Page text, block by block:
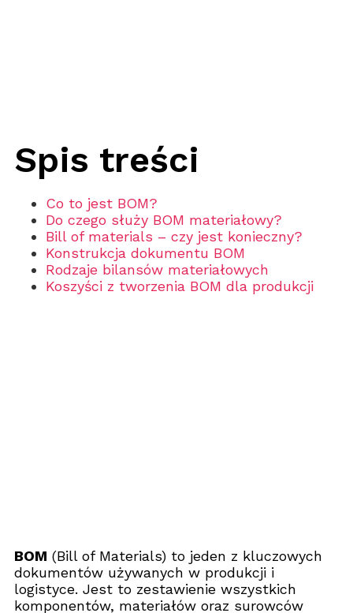
Spis treści
Co to jest BOM?
Do czego służy BOM materiałowy?
Bill of materials – czy jest konieczny?
Konstrukcja dokumentu BOM
Rodzaje bilansów materiałowych
Koszyści z tworzenia BOM dla produkcji
BOM (Bill of Materials) to jeden z kluczowych
dokumentów używanych w produkcji i
logistyce. Jest to zestawienie wszystkich
komponentów, materiałów oraz surowców